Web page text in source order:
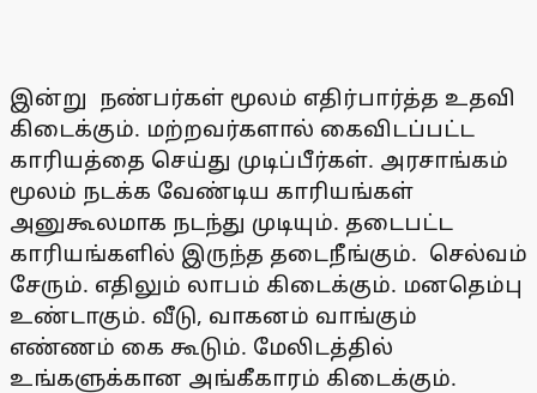
இன்று நண்பர்கள் மூலம் எதிர்பார்த்த உதவி
கிடைக்கும். மற்றவர்களால் கைவிடப்பட்ட
காரியத்தை செய்து முடிப்பீர்கள். அரசாங்கம்
மூலம் நடக்க வேண்டிய காரியங்கள்
அனுகூலமாக நடந்து முடியும். தடைபட்ட
காரியங்களில் இருந்த தடைநீங்கும். செல்வம்
சேரும். எதிலும் லாபம் கிடைக்கும். மனதெம்பு
உண்டாகும். வீடு, வாகனம் வாங்கும்
எண்ணம் கை கூடும். மேலிடத்தில்
உங்களுக்கான அங்கீகாரம் கிடைக்கும்.